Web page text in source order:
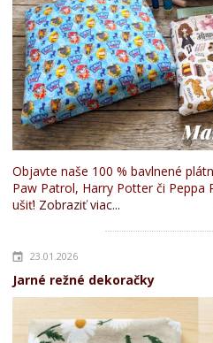
Objavte naše 100 % bavlnené
Paw Patrol, Harry Potter či Peppa
ušiť! Zobraziť viac...
23.01.2026
Jarné režné dekoračky